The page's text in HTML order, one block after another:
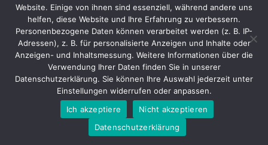
Website. Einige von ihnen sind essenziell, während andere uns
helfen, diese Website und Ihre Erfahrung zu verbessern.
Personenbezogene Daten können verarbeitet werden (z. B. IP-
Adressen), z. B. für personalisierte Anzeigen und Inhalte oder
Anzeigen- und Inhaltsmessung. Weitere Informationen über die
Verwendung Ihrer Daten finden Sie in unserer
Datenschutzerklärung. Sie können Ihre Auswahl jederzeit unter
Einstellungen widerrufen oder anpassen.
Ich akzeptiere
Nicht akzeptieren
Datenschutzerklärung